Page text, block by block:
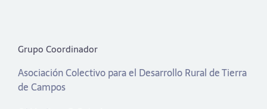
Grupo Coordinador
Asociación Colectivo para el Desarrollo Rural de Tierra
de Campos